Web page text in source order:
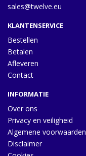
sales@twelve.eu
KLANTENSERVICE
Bestellen
Betalen
Afleveren
Contact
INFORMATIE
Over ons
Privacy en veiligheid
Algemene voorwaarden
Disclaimer